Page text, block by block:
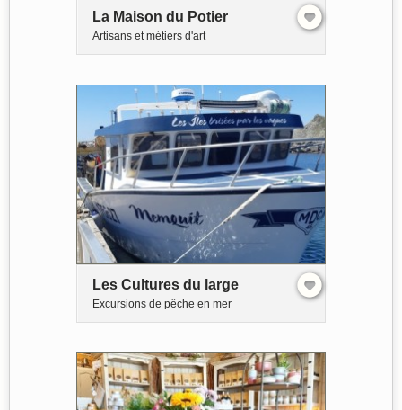
La Maison du Potier
Artisans et métiers d'art
Les Cultures du large
Excursions de pêche en mer